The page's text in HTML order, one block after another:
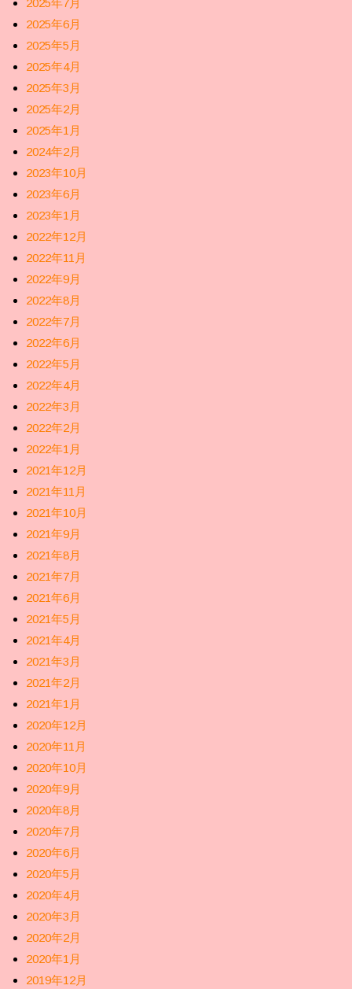
2025年7月
2025年6月
2025年5月
2025年4月
2025年3月
2025年2月
2025年1月
2024年2月
2023年10月
2023年6月
2023年1月
2022年12月
2022年11月
2022年9月
2022年8月
2022年7月
2022年6月
2022年5月
2022年4月
2022年3月
2022年2月
2022年1月
2021年12月
2021年11月
2021年10月
2021年9月
2021年8月
2021年7月
2021年6月
2021年5月
2021年4月
2021年3月
2021年2月
2021年1月
2020年12月
2020年11月
2020年10月
2020年9月
2020年8月
2020年7月
2020年6月
2020年5月
2020年4月
2020年3月
2020年2月
2020年1月
2019年12月